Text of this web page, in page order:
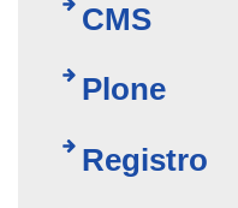
CMS
Plone
Registro